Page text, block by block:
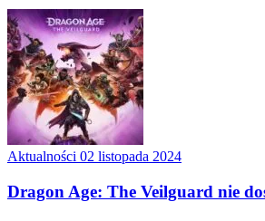
Aktualności 02 listopada 2024
Dragon Age: The Veilguard nie